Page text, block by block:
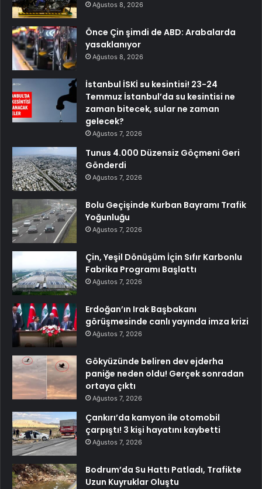
Ağustos 8, 2026
Önce Çin şimdi de ABD: Arabalarda
yasaklanıyor
Ağustos 8, 2026
İstanbul İSKİ su kesintisi! 23-24
Temmuz İstanbul’da su kesintisi ne
zaman bitecek, sular ne zaman
gelecek?
Ağustos 7, 2026
Tunus 4.000 Düzensiz Göçmeni Geri
Gönderdi
Ağustos 7, 2026
Bolu Geçişinde Kurban Bayramı Trafik
Yoğunluğu
Ağustos 7, 2026
Çin, Yeşil Dönüşüm İçin Sıfır Karbonlu
Fabrika Programı Başlattı
Ağustos 7, 2026
Erdoğan’ın Irak Başbakanı
görüşmesinde canlı yayında imza krizi
Ağustos 7, 2026
Gökyüzünde beliren dev ejderha
paniğe neden oldu! Gerçek sonradan
ortaya çıktı
Ağustos 7, 2026
Çankırı’da kamyon ile otomobil
çarpıştı! 3 kişi hayatını kaybetti
Ağustos 7, 2026
Bodrum’da Su Hattı Patladı, Trafikte
Uzun Kuyruklar Oluştu